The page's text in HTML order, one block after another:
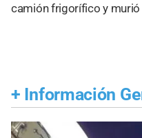
camión frigorífico y
+ Información